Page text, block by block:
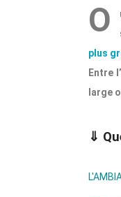
O
plus
Entre
large
⇓